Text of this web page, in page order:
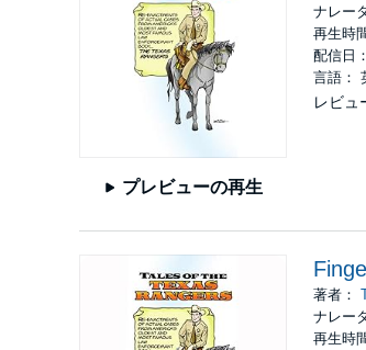
プレビューの再生
ナレー
再生時
配信日
言語：
レビュ
著者：
ナレー
再生時